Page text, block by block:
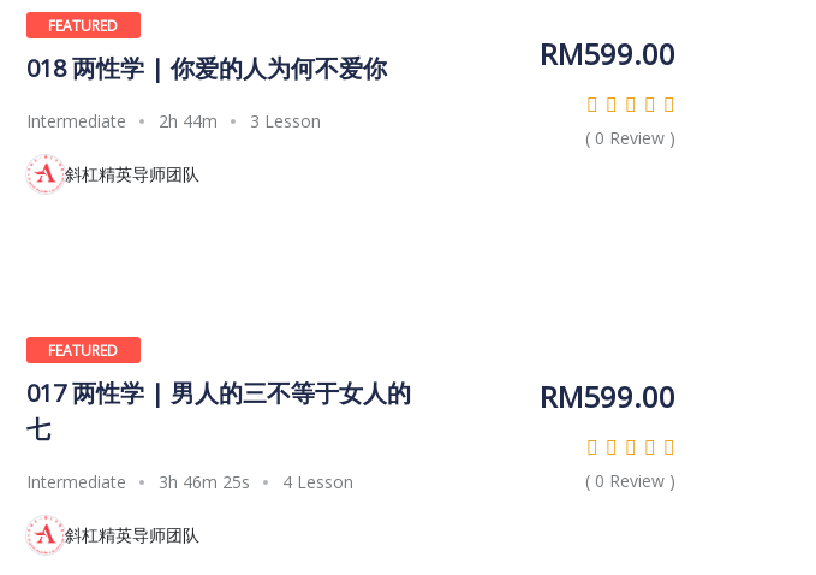
FEATURED
018 两性学 | 你爱的人为何不爱你
Intermediate 2h 44m 3 Lesson
斜杠精英导师团队
RM599.00
( 0 Review )
FEATURED
017 两性学 | 男人的三不等于女人的
七
Intermediate 3h 46m 25s 4 Lesson
斜杠精英导师团队
RM599.00
( 0 Review )